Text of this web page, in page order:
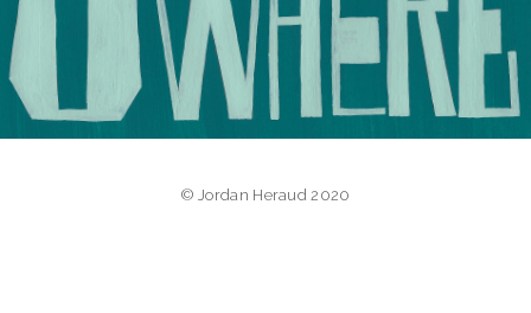
© Jordan Heraud 2020